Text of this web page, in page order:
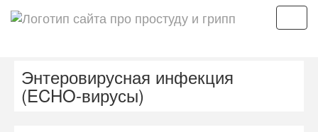
Энтеровирусная инфекция
(ECHO-вирусы)